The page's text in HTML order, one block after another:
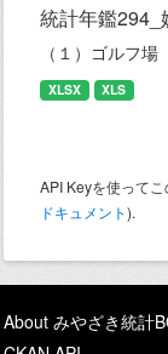
統計年鑑294_
（１）ゴルフ
XLSX XLS
API Keyを使って
ドキュメント).
About みやざき統計